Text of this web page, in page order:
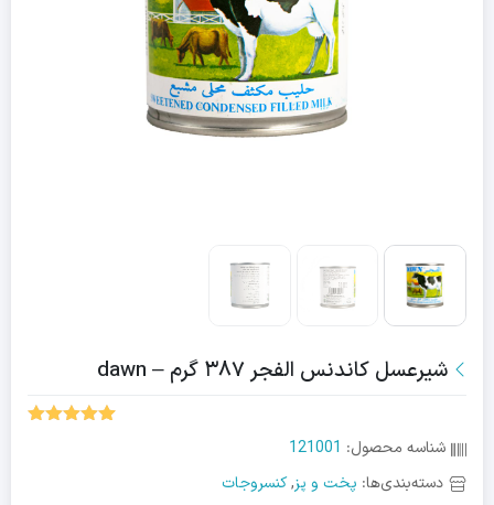
شیرعسل کاندنس الفجر ۳۸۷ گرم – dawn
شناسه محصول: 121001
دسته‌بندی‌ها: پخت و پز,کنسروجات